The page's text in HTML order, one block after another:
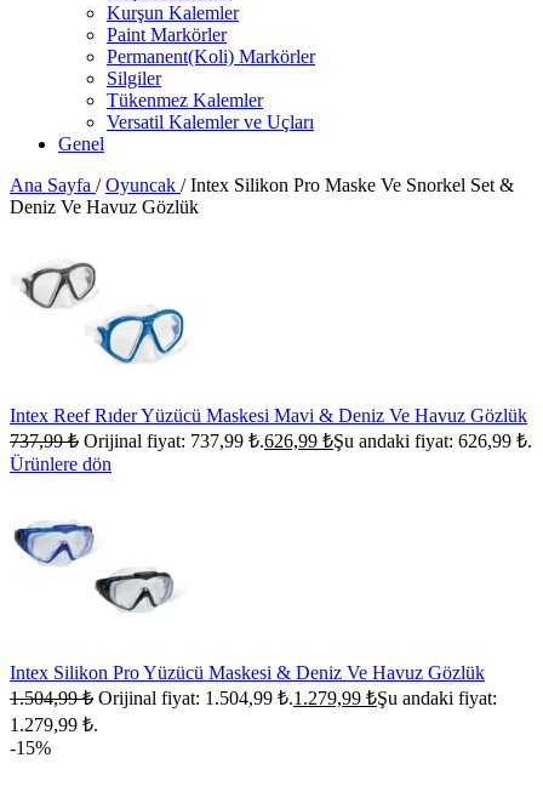
Kurşun Kalemler
Paint Markörler
Permanent(Koli) Markörler
Silgiler
Tükenmez Kalemler
Versatil Kalemler ve Uçları
Genel
Ana Sayfa / Oyuncak / Intex Silikon Pro Maske Ve Snorkel Set &
Deniz Ve Havuz Gözlük
Intex Reef Rıder Yüzücü Maskesi Mavi & Deniz Ve Havuz Gözlük
737,99₺ Orijinal fiyat: 737,99 ₺.626,99 ₺Şu andaki fiyat: 626,99 ₺.
Ürünlere dön
Intex Silikon Pro Yüzücü Maskesi & Deniz Ve Havuz Gözlük
1.504,99₺ Orijinal fiyat: 1.504,99 ₺.1.279,99 ₺Şu andaki fiyat:
1.279,99 ₺.
-15%